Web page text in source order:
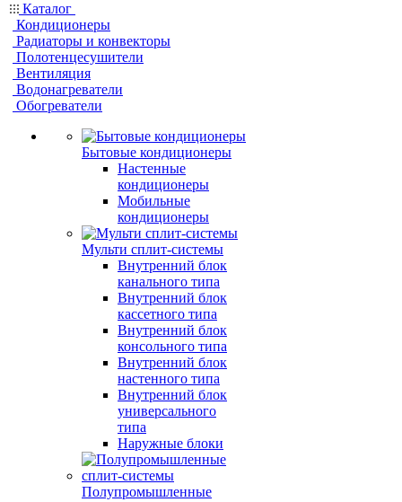
Каталог
Кондиционеры
Радиаторы и конвекторы
Полотенцесушители
Вентиляция
Водонагреватели
Обогреватели
Бытовые кондиционеры
Настенные
кондиционеры
Мобильные
кондиционеры
Мульти сплит-системы
Внутренний блок
канального типа
Внутренний блок
кассетного типа
Внутренний блок
консольного типа
Внутренний блок
настенного типа
Внутренний блок
универсального
типа
Наружные блоки
Полупромышленные